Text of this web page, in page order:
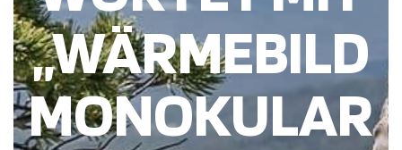
„WÄRMEBILD
MONOKULAR